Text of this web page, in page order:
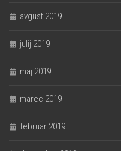
avgust 2019
julij 2019
maj 2019
marec 2019
februar 2019